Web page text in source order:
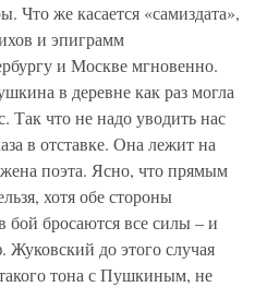
Что же касается «самиздата»,
и эпиграмм
и Москве мгновенно.
в деревне как раз могла
Так что не надо уводить нас
в отставке. Она лежит на
поэта. Ясно, что прямым
хотя обе стороны
бросаются все силы – и
до этого случая
тона с Пушкиным, не